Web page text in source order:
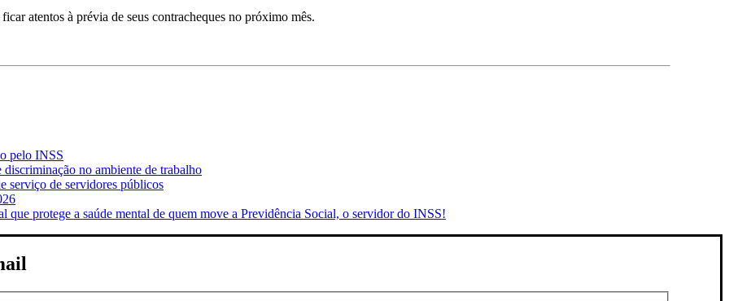
atentos à prévia de seus contracheques no próximo mês.
pelo INSS
no ambiente de trabalho
serviço de servidores públicos
protege a saúde mental de quem move a Previdência Social, o servidor do INSS!